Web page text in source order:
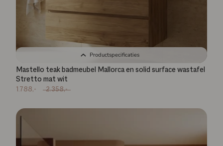
Productspecificaties
Mastello teak badmeubel Mallorca en solid surface wastafel
Stretto mat wit
1.788,- 2.358,-